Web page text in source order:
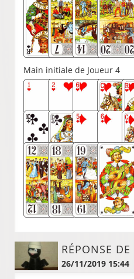
Main initiale de Joueur 4
RÉPONSE DE
26/11/2019 15:44